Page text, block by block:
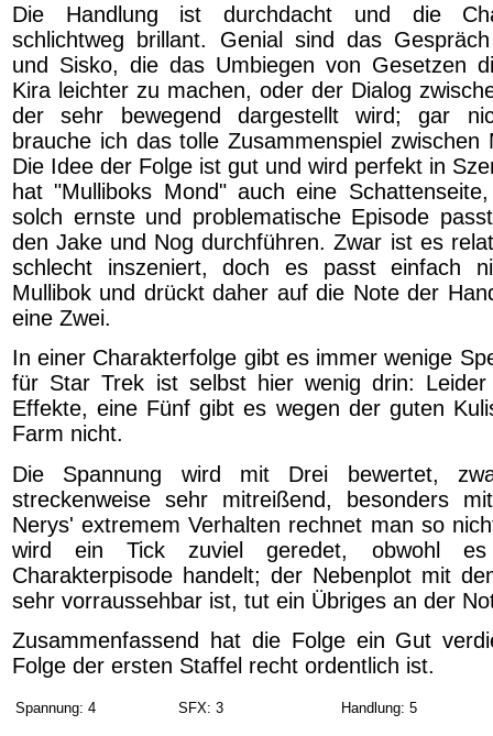
Die Handlung ist durchdacht und die
schlichtweg brillant. Genial sind das
und Sisko, die das Umbiegen von Gesetzen
Kira leichter zu machen, oder der Dialog
der sehr bewegend dargestellt wird; gar
brauche ich das tolle Zusammenspiel zwischen
Die Idee der Folge ist gut und wird perfekt in
hat "Mulliboks Mond" auch eine
solch ernste und problematische Episode
den Jake und Nog durchführen. Zwar ist es
schlecht inszeniert, doch es passt einfach
Mullibok und drückt daher auf die Note der
eine Zwei.
In einer Charakterfolge gibt es immer wenige
für Star Trek ist selbst hier wenig drin:
Effekte, eine Fünf gibt es wegen der guten
Farm nicht.
Die Spannung wird mit Drei bewertet,
streckenweise sehr mitreißend, besonders
Nerys' extremem Verhalten rechnet man so
wird ein Tick zuviel geredet, obwohl
Charakterpisode handelt; der Nebenplot mit
sehr vorraussehbar ist, tut ein Übriges an der
Zusammenfassend hat die Folge ein Gut
Folge der ersten Staffel recht ordentlich ist.
Spannung: 4 SFX: 3 Handlung: 5